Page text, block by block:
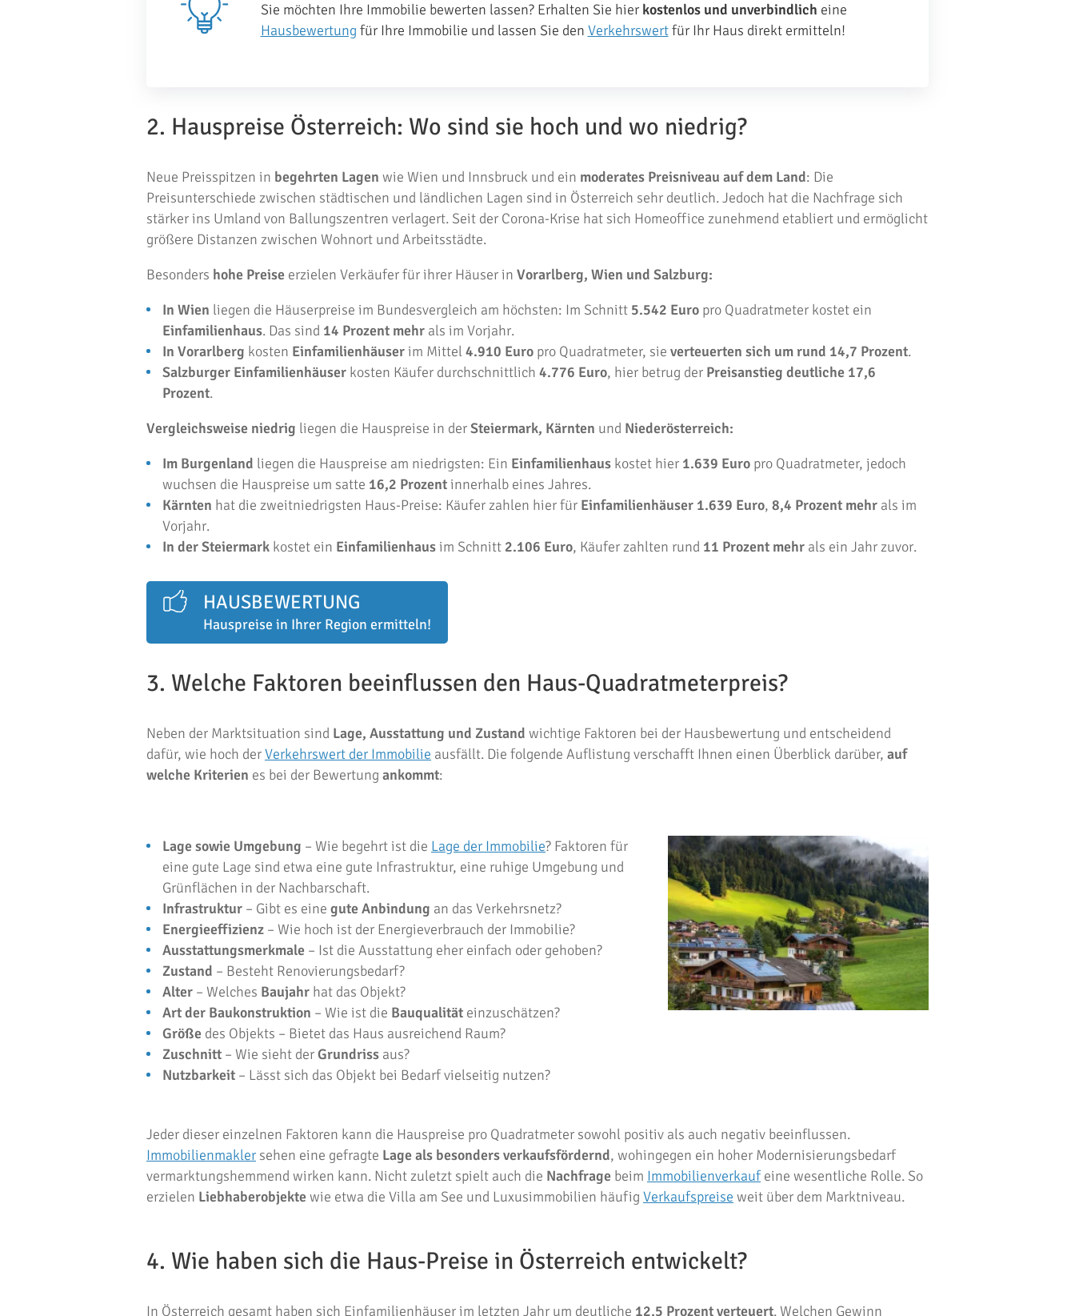
Sie möchten Ihre Immobilie bewerten lassen? Erhalten Sie hierkostenlos und unverbindlich eine
Hausbewertungfür Ihre Immobilie und lassen Sie den Verkehrswertfür Ihr Haus direkt ermitteln!
2. Hauspreise Österreich: Wo sind sie hoch und wo niedrig?
Neue Preisspitzen in begehrten Lagen wie Wien und Innsbruck und ein moderates Preisniveau auf dem Land: Die
Preisunterschiede zwischen städtischen und ländlichen Lagen sind in Österreich sehr deutlich. Jedoch hat die Nachfrage sich
stärker ins Umland von Ballungszentren verlagert. Seit der Corona-Krise hat sich Homeoffice zunehmend etabliert und ermöglicht
größere Distanzen zwischen Wohnort und Arbeitsstädte.
Besonders hohe Preise erzielen Verkäufer für ihrer Häuser in Vorarlberg, Wien und Salzburg:
In Wien liegen die Häuserpreise im Bundesvergleich am höchsten: Im Schnitt 5.542 Euro pro Quadratmeter kostet ein
Einfamilienhaus. Das sind 14 Prozent mehr als im Vorjahr.
In Vorarlberg kosten Einfamilienhäuser im Mittel4.910 Euro pro Quadratmeter, sie verteuerten sich um rund 14,7 Prozent.
Salzburger Einfamilienhäuser kosten Käufer durchschnittlich 4.776 Euro, hier betrug der Preisanstieg deutliche 17,6
Prozent.
Vergleichsweise niedrig liegen die Hauspreise in derSteiermark, Kärnten und Niederösterreich:
Im Burgenland liegen die Hauspreise am niedrigsten: Ein Einfamilienhaus kostet hier 1.639 Euro pro Quadratmeter, jedoch
wuchsen die Hauspreise um satte 16,2 Prozent innerhalb eines Jahres.
Kärnten hat die zweitniedrigsten Haus-Preise: Käufer zahlen hier für Einfamilienhäuser 1.639 Euro, 8,4 Prozent mehr als im
Vorjahr.
In der Steiermark kostet ein Einfamilienhaus im Schnitt 2.106 Euro, Käufer zahlten rund 11 Prozent mehr als ein Jahr zuvor.
HAUSBEWERTUNG
Hauspreise in Ihrer Region ermitteln!
3. Welche Faktoren beeinflussen den Haus-Quadratmeterpreis?
Neben der Marktsituation sind Lage, Ausstattung und Zustand wichtige Faktoren bei der Hausbewertung und entscheidend
dafür, wie hoch derVerkehrswert der Immobilie ausfällt. Die folgende Auflistung verschafft Ihnen einen Überblick darüber, auf
welche Kriterien es bei der Bewertung ankommt:
Lage sowie Umgebung – Wie begehrt ist die Lage der Immobilie? Faktoren für
eine gute Lage sind etwa eine gute Infrastruktur, eine ruhige Umgebung und
Grünflächen in der Nachbarschaft.
Infrastruktur – Gibt es eine gute Anbindung an das Verkehrsnetz?
Energieeffizienz – Wie hoch ist der Energieverbrauch der Immobilie?
Ausstattungsmerkmale – Ist die Ausstattung eher einfach oder gehoben?
Zustand – Besteht Renovierungsbedarf?
Alter – Welches Baujahr hat das Objekt?
Art der Baukonstruktion – Wie ist die Bauqualität einzuschätzen?
Größe des Objekts – Bietet das Haus ausreichend Raum?
Zuschnitt – Wie sieht derGrundriss aus?
Nutzbarkeit – Lässt sich das Objekt bei Bedarf vielseitig nutzen?
Jeder dieser einzelnen Faktoren kann die Hauspreise pro Quadratmeter sowohl positiv als auch negativ beeinflussen.
Immobilienmakler sehen eine gefragte Lage als besonders verkaufsfördernd, wohingegen ein hoher Modernisierungsbedarf
vermarktungshemmend wirken kann. Nicht zuletzt spielt auch die Nachfrage beim Immobilienverkaufeine wesentliche Rolle. So
erzielen Liebhaberobjektewie etwa die Villa am See und Luxusimmobilien häufig Verkaufspreise weit über dem Marktniveau.
4. Wie haben sich die Haus-Preise in Österreich entwickelt?
In Österreich gesamt haben sich Einfamilienhäuser im letzten Jahr um deutliche 12,5 Prozent verteuert. Welchen Gewinn